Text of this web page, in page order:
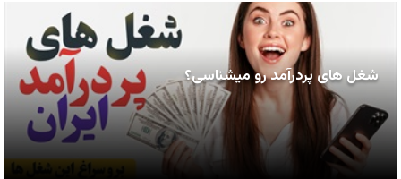
شغل های پردرآمد رو میشناسی؟